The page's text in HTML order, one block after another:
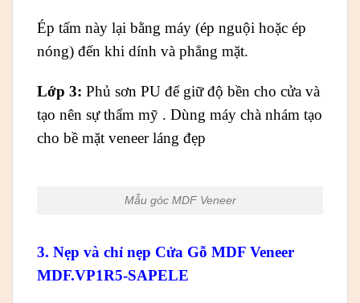
Ép tấm này lại bằng máy (ép nguội hoặc ép
nóng) đến khi dính và phẳng mặt.
Lớp 3: Phủ sơn PU để giữ độ bền cho cửa và
tạo nên sự thẩm mỹ . Dùng máy chà nhám tạo
cho bề mặt veneer láng đẹp
Mẫu góc MDF Veneer
3. Nẹp và chỉ nẹp Cửa Gỗ MDF Veneer
MDF.VP1R5-SAPELE